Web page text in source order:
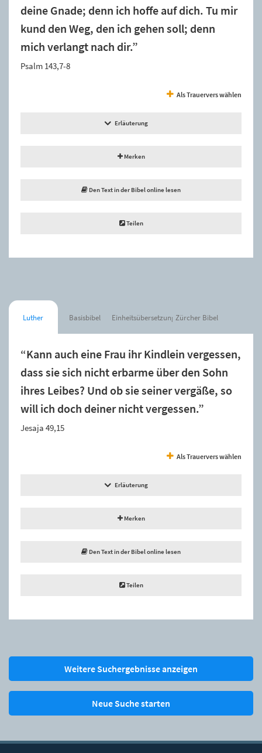
deine Gnade; denn ich hoffe auf dich. Tu mir
kund den Weg, den ich gehen soll; denn
mich verlangt nach dir.”
Psalm 143,7-8
Als Trauervers wählen
Erläuterung
Merken
Den Text in der Bibel online lesen
Teilen
Luther Basisbibel Einheitsübersetzung Zürcher Bibel
“Kann auch eine Frau ihr Kindlein vergessen,
dass sie sich nicht erbarme über den Sohn
ihres Leibes? Und ob sie seiner vergäße, so
will ich doch deiner nicht vergessen.”
Jesaja 49,15
Als Trauervers wählen
Erläuterung
Merken
Den Text in der Bibel online lesen
Teilen
Weitere Suchergebnisse anzeigen
Neue Suche starten